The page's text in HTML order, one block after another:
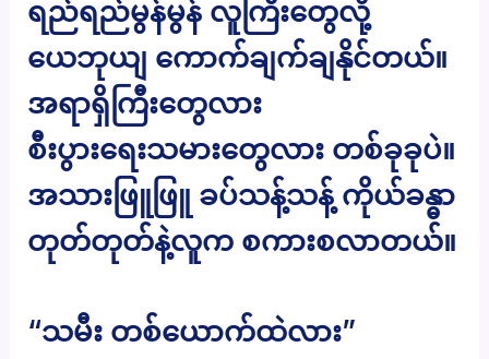
ရည်ရည်မွန်မွန် လူကြီးတွေလို့
ယေဘုယျ ကောက်ချက်ချနိုင်တယ်။
အရာရှိကြီးတွေလား
စီးပွားရေးသမားတွေလား တစ်ခုခုပဲ။
အသားဖြူဖြူ ခပ်သန့်သန့် ကိုယ်ခန္ဓာ
တုတ်တုတ်နဲ့လူက စကားစလာတယ်။
“သမီး တစ်ယောက်ထဲလား”